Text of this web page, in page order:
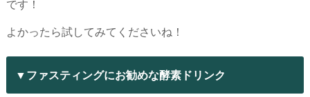
です！
よかったら試してみてくださいね！
▼ファスティングにお勧めな酵素ドリンク